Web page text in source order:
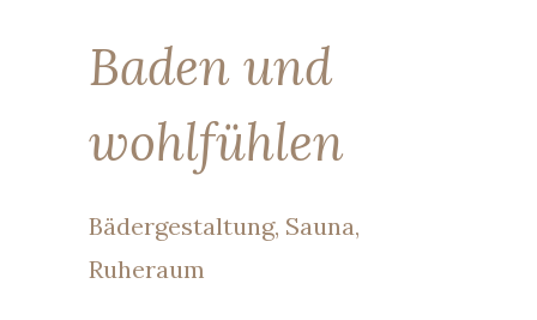
Baden und
wohlfühlen
Bädergestaltung, Sauna,
Ruheraum